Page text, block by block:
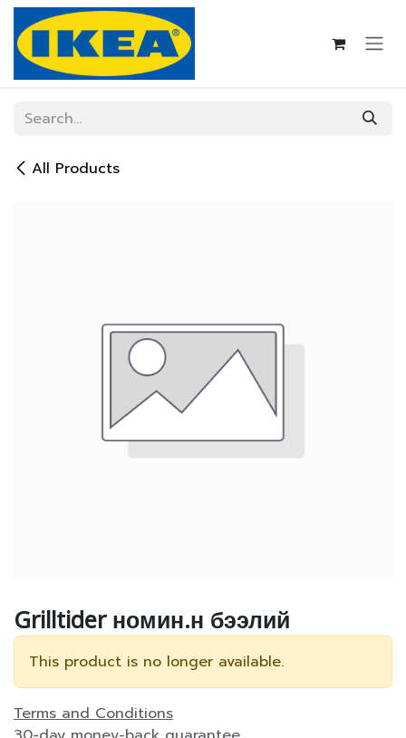
Skip to Content
All Products
Grilltider номин.н бээлий
This product is no longer available.
Terms and Conditions